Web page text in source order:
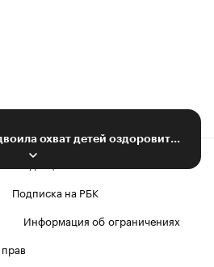
Редакция
Подписка на РБК
Информация об ограничениях